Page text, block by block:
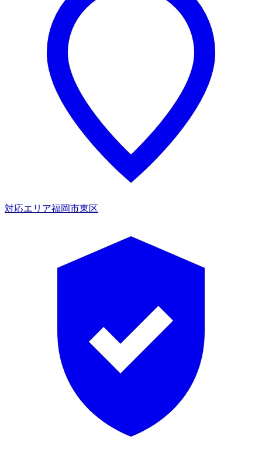
対応エリア福岡市東区